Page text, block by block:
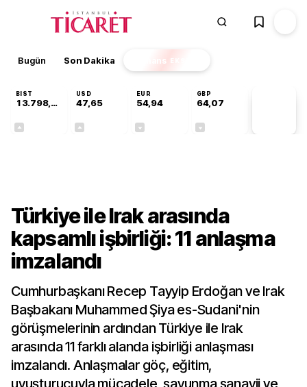
Bugün Son Dakika Finans EKSTRA
BIST
13.798,82
USD
47,65
EUR
54,94
GBP
64,07
Türkiye ile Irak arasında
kapsamlı işbirliği: 11 anlaşma
imzalandı
Cumhurbaşkanı Recep Tayyip Erdoğan ve Irak
Başbakanı Muhammed Şiya es-Sudani'nin
görüşmelerinin ardından Türkiye ile Irak
arasında 11 farklı alanda işbirliği anlaşması
imzalandı. Anlaşmalar göç, eğitim,
uyuşturucuyla mücadele, savunma sanayii ve